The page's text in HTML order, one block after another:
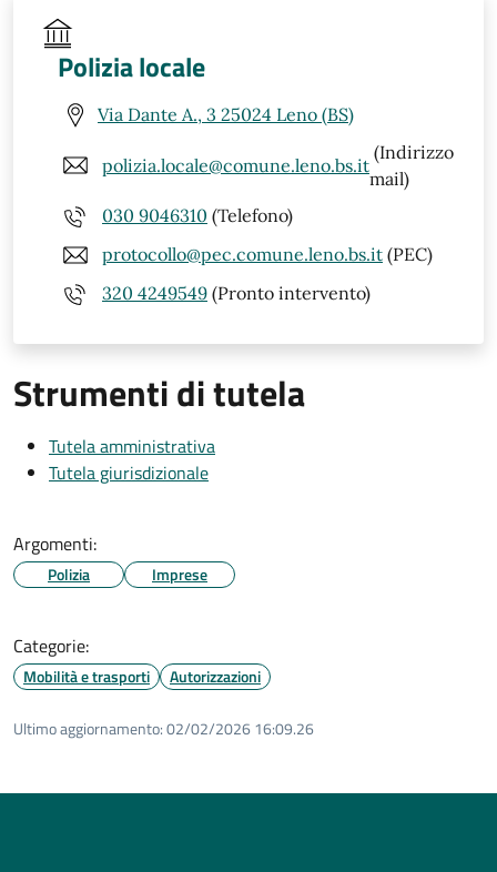
Polizia locale
Via Dante A., 3 25024 Leno (BS)
polizia.locale@comune.leno.bs.it
(Indirizzo
mail)
030 9046310 (Telefono)
protocollo@pec.comune.leno.bs.it (PEC)
320 4249549 (Pronto intervento)
Strumenti di tutela
Tutela amministrativa
Tutela giurisdizionale
Argomenti:
Polizia Imprese
Categorie:
Mobilità e trasporti Autorizzazioni
Ultimo aggiornamento:02/02/2026 16:09.26